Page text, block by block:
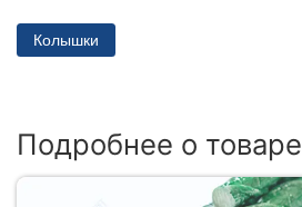
Колышки
Подробнее о товаре